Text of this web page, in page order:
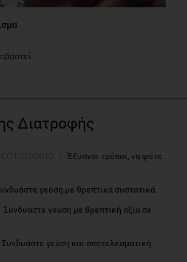
Διατροφής
Έξυπνοι τρόποι, να φάτε
γεύση με θρεπτικά συστατικά
Συνδυάστε γεύση με θρεπτική αξία σε
Συνδυάστε γεύση και αποτελεσματική